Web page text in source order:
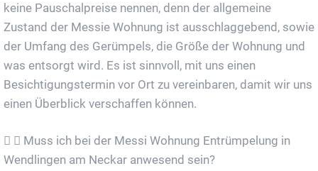
keine Pauschalpreise nennen, denn der allgemeine
Zustand der Messie Wohnung ist ausschlaggebend, sowie
der Umfang des Gerümpels, die Größe der Wohnung und
was entsorgt wird. Es ist sinnvoll, mit uns einen
Besichtigungstermin vor Ort zu vereinbaren, damit wir uns
einen Überblick verschaffen können.
Muss ich bei der Messi Wohnung Entrümpelung in
Wendlingen am Neckar anwesend sein?